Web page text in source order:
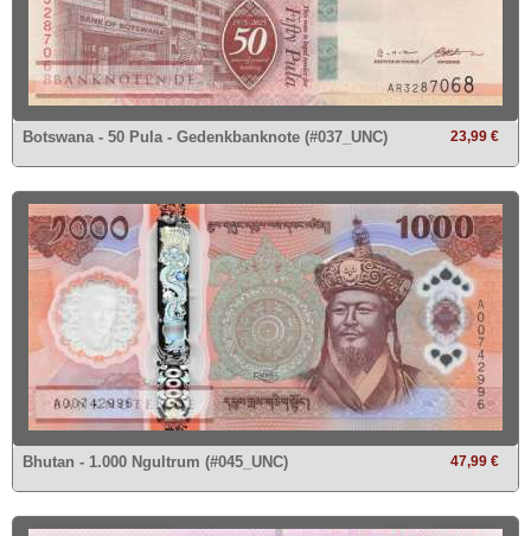
23,99 €
Botswana - 50 Pula - Gedenkbanknote (#037_UNC)
47,99 €
Bhutan - 1.000 Ngultrum (#045_UNC)